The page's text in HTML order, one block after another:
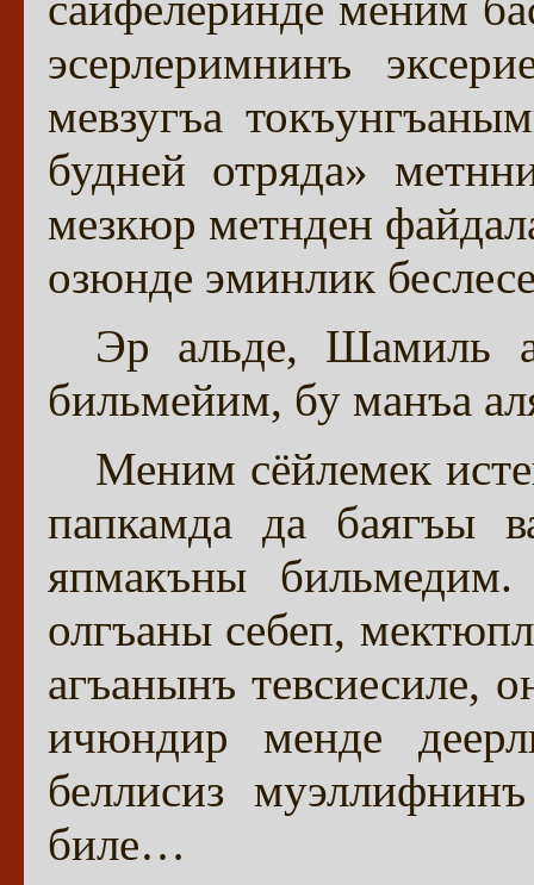
эсерлеримнинъ
мевзугъа
будней отряда»
мезкюр метнден
озюнде эминлик
Эр альде, Шамиль
бильмейим, бу манъа
Меним сёйлемек
папкамда да баягъы
япмакъны
олгъаны себеп,
агъанынъ тевсиесиле,
ичюндир менде
беллисиз
биле…